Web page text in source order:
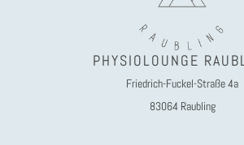
PHYSIOLOUNGE
Friedrich-Fuckel-Straße 4a
83064 Raubling